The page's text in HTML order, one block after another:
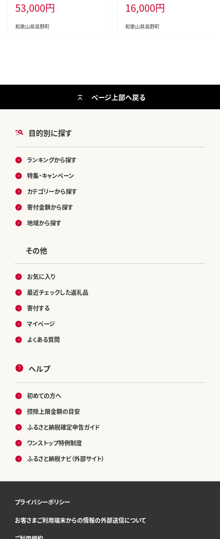
53,000円
和歌山県高野町
16,000円
和歌山県高野町
目的別に探す
ランキングから探す
特集・キャンペーン
カテゴリーから探す
寄付金額から探す
地域から探す
その他
お気に入り
最近チェックした返礼品
寄付する
マイページ
よくある質問
ヘルプ
初めての方へ
控除上限金額の目安
ふるさと納税確定申告ガイド
ワンストップ特例制度
ふるさと納税ナビ（外部サイト）
ページ上部へ戻る
プライバシーポリシー
お客さまご利用端末からの情報の外部送信について